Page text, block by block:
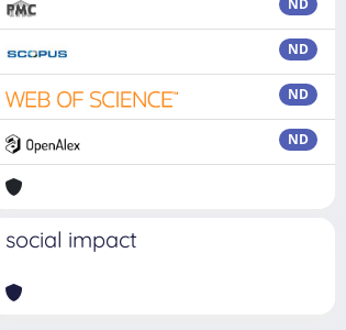
ND
ND
ND
ND
social impact